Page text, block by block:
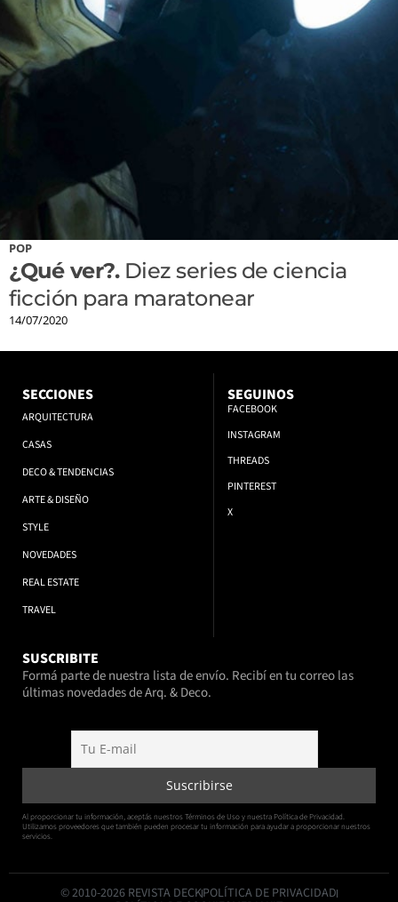
POP
¿Qué ver?.Diez series de ciencia
ficción para maratonear
14/07/2020
SECCIONES
ARQUITECTURA
CASAS
DECO & TENDENCIAS
ARTE & DISEÑO
STYLE
NOVEDADES
REAL ESTATE
TRAVEL
SEGUINOS
FACEBOOK
INSTAGRAM
THREADS
PINTEREST
X
SUSCRIBITE
Formá parte de nuestra lista de envío. Recibí en tu correo las
últimas novedades de Arq. & Deco.
Al proporcionar tu información, aceptás nuestros Términos de Uso y nuestra Política de Privacidad.
Utilizamos proveedores que también pueden procesar tu información para ayudar a proporcionar nuestros
servicios.
© 2010-2026 REVISTA DECKPOLÍTICA DE PRIVACIDAD